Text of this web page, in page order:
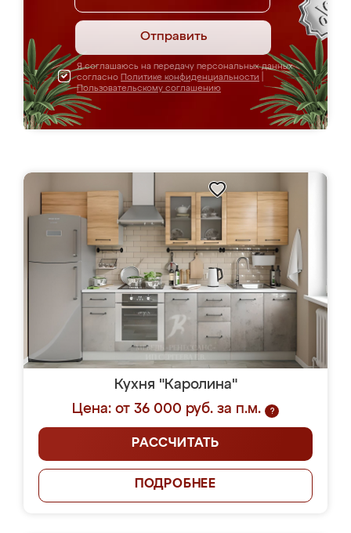
Отправить
Я соглашаюсь на передачу персональных данных
согласно Политике конфиденциальности
Пользовательскому соглашению
Кухня "Каролина"
Цена: от 36 000 руб. за п.м.
?
РАССЧИТАТЬ
ПОДРОБНЕЕ